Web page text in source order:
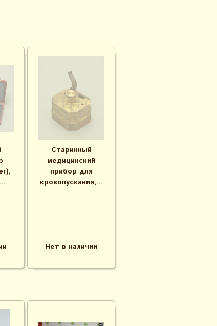
Старинный
медицинский
прибор для
кровопускания,...
Нет в наличии